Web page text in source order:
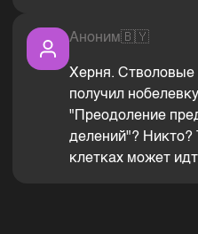
Аноним🇧🇾
Херня. Стволовые
получил
"Преодоление
делений"? Никто?
клетках может